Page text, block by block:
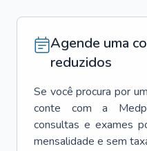
Agende uma
reduzidos
Se você procura por um
conte com a
consultas e exames
mensalidade e sem